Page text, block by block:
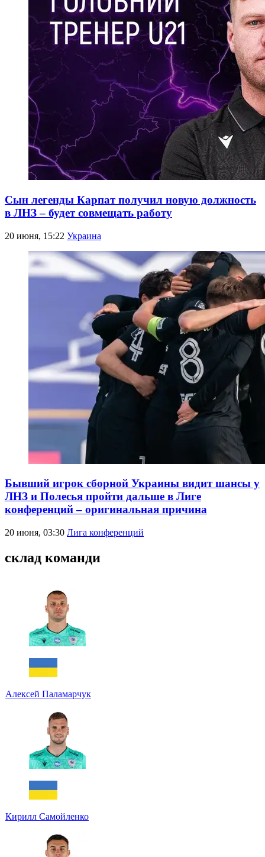
Сын легенды Карпат получил новую должность
в ЛНЗ – будет совмещать работу
20 июня, 15:22 Украина
Бывший игрок сборной Украины видит шансы у
ЛНЗ и Полесья пройти дальше в Лиге
конференций – оригинальная причина
20 июня, 03:30 Лига конференций
склад команди
Алексей Паламарчук
Кирилл Самойленко